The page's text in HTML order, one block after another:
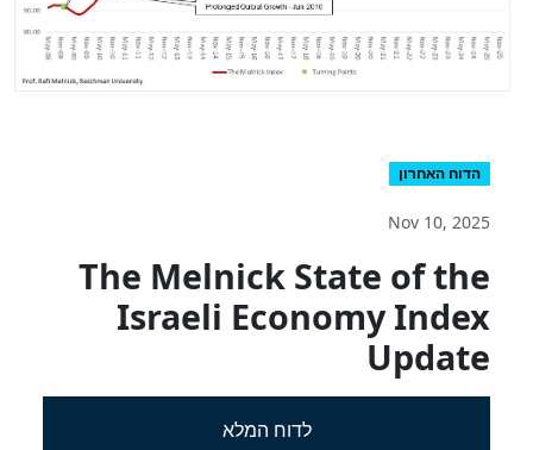
הדוח האחרון
Nov 10, 2025
The Melnick State of the
Israeli Economy Index
Update
לדוח המלא